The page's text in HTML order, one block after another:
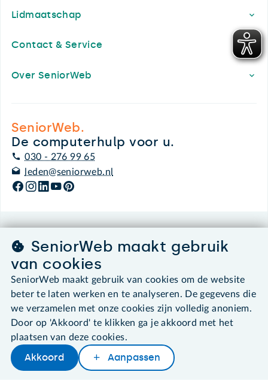
Later lezenDelenWoordenboek
Lidmaatschap
Contact & Service
Over SeniorWeb
SeniorWeb.
De computerhulp voor u.
030 - 276 99 65
leden@seniorweb.nl
Algemene voorwaarden
Cookies en cookie-instellingen
Disclaimer
Privacybeleid
About SeniorWeb
SeniorWeb maakt gebruik
van cookies
SeniorWeb maakt gebruik van cookies om de website
beter te laten werken en te analyseren. De gegevens die
we verzamelen met onze cookies zijn volledig anoniem.
Door op 'Akkoord' te klikken ga je akkoord met het
plaatsen van deze cookies.
Akkoord Aanpassen